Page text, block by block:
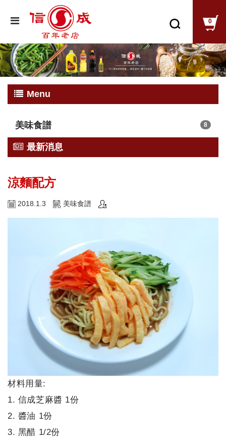
0
Menu
美味食譜 8
最新消息
涼麵配方
2018.1.3 美味食譜
材料用量:​​​​​​​
1. 信成芝麻醬 1份
2. 醬油 1份
3. 黑醋 1/2份